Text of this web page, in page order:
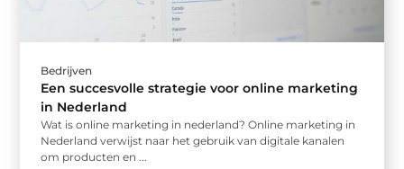
Bedrijven
Een succesvolle strategie voor online marketing
in Nederland
Wat is online marketing in nederland? Online marketing in
Nederland verwijst naar het gebruik van digitale kanalen
om producten en ...